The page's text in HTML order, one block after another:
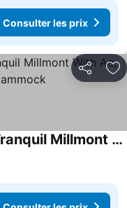
Consulter les prix
Partager
Cozy 2-bedroom Cabin In Tranquil Millmont With Ac, Free Wifi, Fire Pit, Hammock